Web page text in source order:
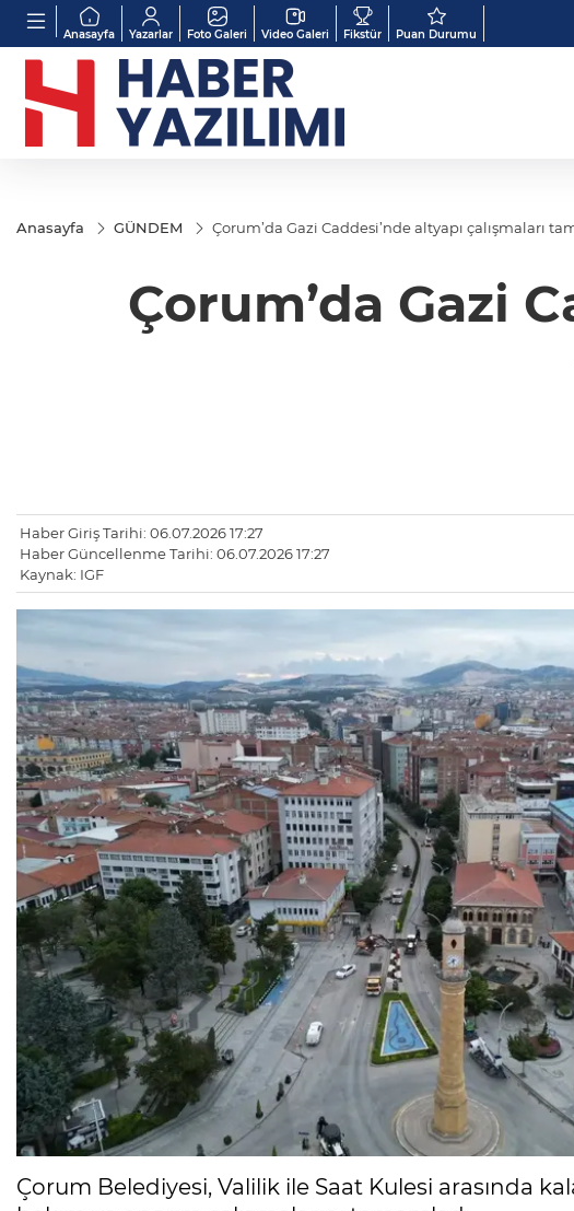
Anasayfa Yazarlar Foto Galeri Video Galeri Fikstür Puan Durumu
Anasayfa GÜNDEM Çorum’da Gazi Caddesi’nde altyapı çalışmaları
Çorum’da Gazi
Haber Giriş Tarihi: 06.07.2026 17:27
Haber Güncellenme Tarihi: 06.07.2026 17:27
Kaynak: IGF
Çorum Belediyesi, Valilik ile Saat Kulesi arasında